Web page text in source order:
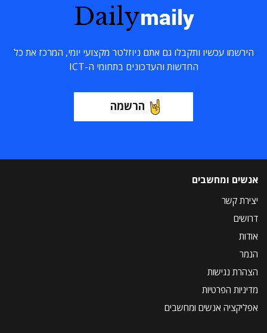
Dailymaily
הירשמו עכשיו ותקבלו גם אתם ניוזלטר מקצועי יומי, המרכז את כל
החדשות והעדכונים בתחומי ה-ICT
הרשמה
אנשים ומחשבים
יצירת קשר
דרושים
אודות
הנמר
הצהרת נגישות
מדיניות הפרטיות
אפליקציה אנשים ומחשבים